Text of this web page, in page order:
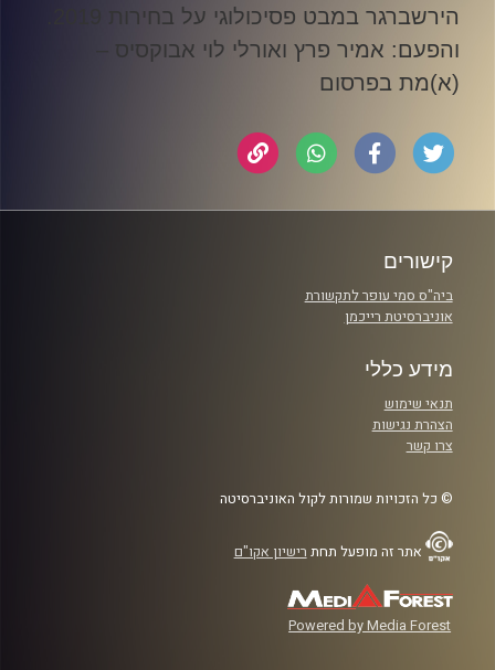
הירשברגר במבט פסיכולוגי על בחירות 2019
והפעם: אמיר פרץ ואורלי לוי אבוקסיס –
(א)מת בפרסום
קישורים
ביה"ס סמי עופר לתקשורת
אוניברסיטת רייכמן
מידע כללי
תנאי שימוש
הצהרת נגישות
צרו קשר
© כל הזכויות שמורות לקול האוניברסיטה
אתר זה מופעל תחת רישיון אקו"ם
Powered by Media Forest